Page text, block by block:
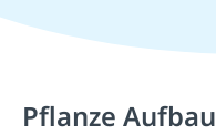
Pflanze Aufbau